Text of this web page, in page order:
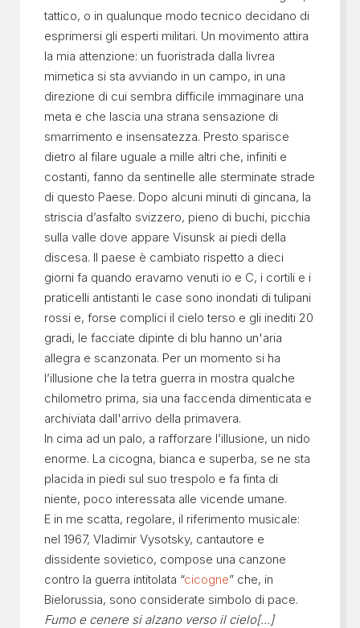
tattico, o in qualunque modo tecnico decidano di
esprimersi gli esperti militari. Un movimento attira
la mia attenzione: un fuoristrada dalla livrea
mimetica si sta avviando in un campo, in una
direzione di cui sembra difficile immaginare una
meta e che lascia una strana sensazione di
smarrimento e insensatezza. Presto sparisce
dietro al filare uguale a mille altri che, infiniti e
costanti, fanno da sentinelle alle sterminate strade
di questo Paese. Dopo alcuni minuti di gincana, la
striscia d’asfalto svizzero, pieno di buchi, picchia
sulla valle dove appare Visunsk ai piedi della
discesa. Il paese è cambiato rispetto a dieci
giorni fa quando eravamo venuti io e C, i cortili e i
praticelli antistanti le case sono inondati di tulipani
rossi e, forse complici il cielo terso e gli inediti 20
gradi, le facciate dipinte di blu hanno un'aria
allegra e scanzonata. Per un momento si ha
l’illusione che la tetra guerra in mostra qualche
chilometro prima, sia una faccenda dimenticata e
archiviata dall'arrivo della primavera.
In cima ad un palo, a rafforzare l’illusione, un nido
enorme. La cicogna, bianca e superba, se ne sta
placida in piedi sul suo trespolo e fa finta di
niente, poco interessata alle vicende umane.
E in me scatta, regolare, il riferimento musicale:
nel 1967, Vladimir Vysotsky, cantautore e
dissidente sovietico, compose una canzone
contro la guerra intitolata “cicogne” che, in
Bielorussia, sono considerate simbolo di pace.
Fumo e cenere si alzano verso il cielo[...]